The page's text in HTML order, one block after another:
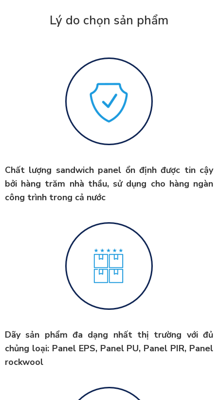
Lý do chọn sản phẩm
Chất lượng sandwich panel ổn định được tin cậy
bởi hàng trăm nhà thầu, sử dụng cho hàng ngàn
công trình trong cả nước
Dãy sản phẩm đa dạng nhất thị trường với đủ
chủng loại: Panel EPS, Panel PU, Panel PIR, Panel
rockwool